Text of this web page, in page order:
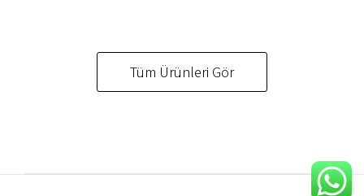
Tüm Ürünleri Gör